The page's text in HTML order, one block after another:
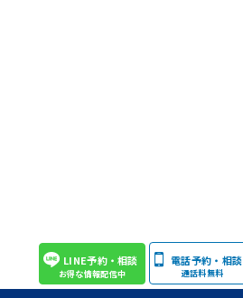
LINE予約・相談
お得な情報配信中
電話予約・相談
通話料無料